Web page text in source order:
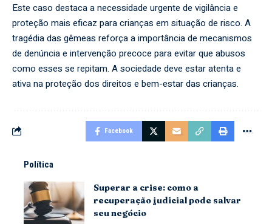
Este caso destaca a necessidade urgente de vigilância e
proteção mais eficaz para crianças em situação de risco. A
tragédia das gêmeas reforça a importância de mecanismos
de denúncia e intervenção precoce para evitar que abusos
como esses se repitam. A sociedade deve estar atenta e
ativa na proteção dos direitos e bem-estar das crianças.
Facebook
Política
Superar a crise: como a
recuperação judicial pode salvar
seu negócio